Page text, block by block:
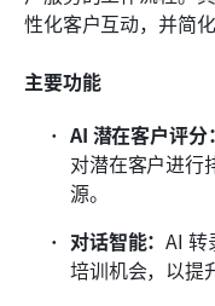
性化客户互动，并简
主要功能
AI 潜在客户评分：
对潜在客户进行
源。
对话智能：AI 转
培训机会，以提